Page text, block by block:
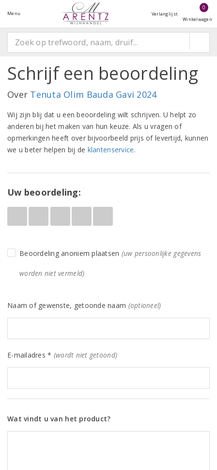
Menu Verlanglijst
0
Winkelwagen
Schrijf een beoordeling
Over Tenuta Olim Bauda Gavi 2024
Wij zijn blij dat u een beoordeling wilt schrijven. U helpt zo
anderen bij het maken van hun keuze. Als u vragen of
opmerkingen heeft over bijvoorbeeld prijs of levertijd, kunnen
we u beter helpen bij de klantenservice.
Uw beoordeling:
Beoordeling anoniem plaatsen (uw persoonlijke gegevens
worden niet vermeld)
Naam of gewenste, getoonde naam (optioneel)
E-mailadres * (wordt niet getoond)
Wat vindt u van het product?